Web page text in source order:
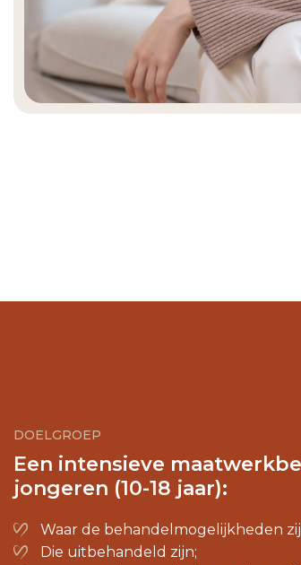
DOELGROEP
Een intensieve
jongeren (10-18 jaar):
Waar de behandelmogelijkheden
Die uitbehandeld zijn;